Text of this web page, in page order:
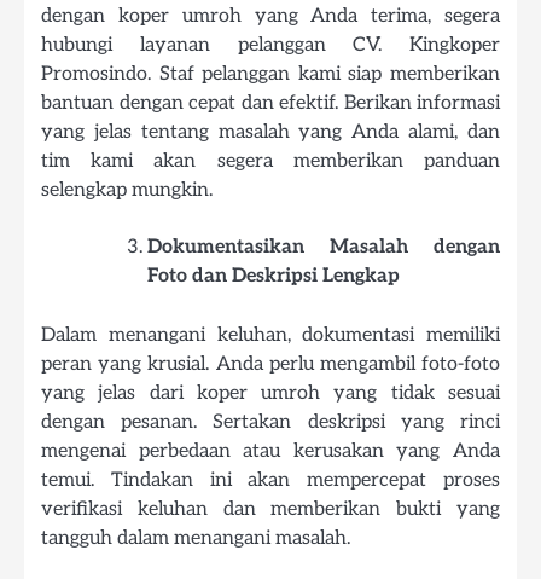
dengan koper umroh yang Anda terima, segera
hubungi layanan pelanggan CV. Kingkoper
Promosindo. Staf pelanggan kami siap memberikan
bantuan dengan cepat dan efektif. Berikan informasi
yang jelas tentang masalah yang Anda alami, dan
tim kami akan segera memberikan panduan
selengkap mungkin.
Dokumentasikan Masalah dengan
Foto dan Deskripsi Lengkap
Dalam menangani keluhan, dokumentasi memiliki
peran yang krusial. Anda perlu mengambil foto-foto
yang jelas dari koper umroh yang tidak sesuai
dengan pesanan. Sertakan deskripsi yang rinci
mengenai perbedaan atau kerusakan yang Anda
temui. Tindakan ini akan mempercepat proses
verifikasi keluhan dan memberikan bukti yang
tangguh dalam menangani masalah.